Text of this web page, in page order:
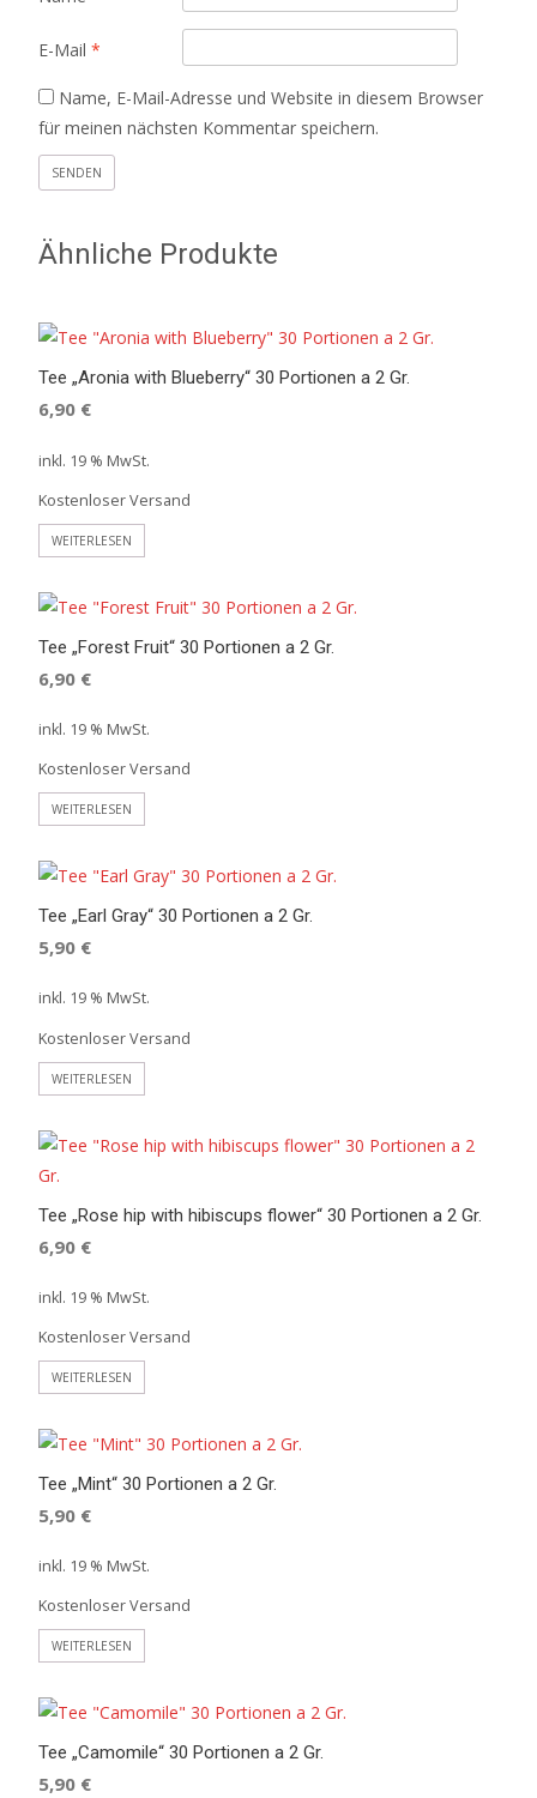
E-Mail *
Name, E-Mail-Adresse und Website in diesem Browser
für meinen nächsten Kommentar speichern.
Ähnliche Produkte
Tee „Aronia with Blueberry“ 30 Portionen a 2 Gr.
6,90 €
inkl. 19 % MwSt.
Kostenloser Versand
WEITERLESEN
Tee „Forest Fruit“ 30 Portionen a 2 Gr.
6,90 €
inkl. 19 % MwSt.
Kostenloser Versand
WEITERLESEN
Tee „Earl Gray“ 30 Portionen a 2 Gr.
5,90 €
inkl. 19 % MwSt.
Kostenloser Versand
WEITERLESEN
Tee „Rose hip with hibiscups flower“ 30 Portionen a 2 Gr.
6,90 €
inkl. 19 % MwSt.
Kostenloser Versand
WEITERLESEN
Tee „Mint“ 30 Portionen a 2 Gr.
5,90 €
inkl. 19 % MwSt.
Kostenloser Versand
WEITERLESEN
Tee „Camomile“ 30 Portionen a 2 Gr.
5,90 €